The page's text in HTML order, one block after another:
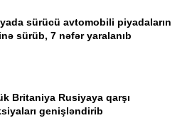
sürücü avtomobili piyadaların
sürüb, 7 nəfər yaralanıb
Britaniya Rusiyaya qarşı
genişləndirib